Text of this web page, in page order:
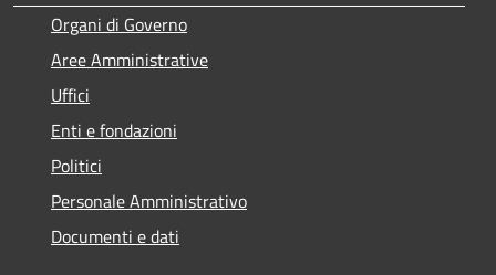
Organi di Governo
Aree Amministrative
Uffici
Enti e fondazioni
Politici
Personale Amministrativo
Documenti e dati